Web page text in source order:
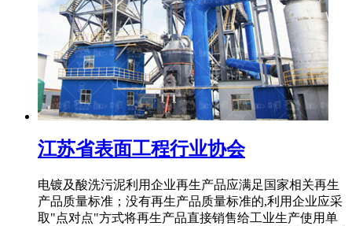
江苏省表面工程行业协会
电镀及酸洗污泥利用企业再生产品应满足国家相关再生
产品质量标准；没有再生产品质量标准的,利用企业应采
取"点对点"方式将再生产品直接销售给工业生产使用单